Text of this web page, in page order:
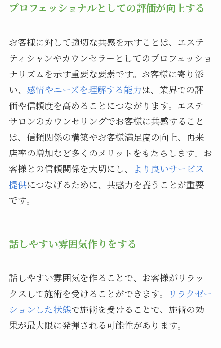
プロフェッショナルとしての評価が向上する
お客様に対して適切な共感を示すことは、エステ
ティシャンやカウンセラーとしてのプロフェッショ
ナリズムを示す重要な要素です。お客様に寄り添
い、 感情やニーズを理解する能力は、業界での評
価や信頼度を高めることにつながります。エステ
サロンのカウンセリングでお客様に共感すること
は、信頼関係の構築やお客様満足度の向上、再来
店率の増加など多くのメリットをもたらします。お
客様との信頼関係を大切にし、
より良いサービス
提供につなげるために、共感力を養うことが重要
です。
話しやすい雰囲気作りをする
話しやすい雰囲気を作ることで、お客様がリラッ
クスして施術を受けることができます。
リラクゼー
ションした状態で施術を受けることで、施術の効
果が最大限に発揮される可能性があります。